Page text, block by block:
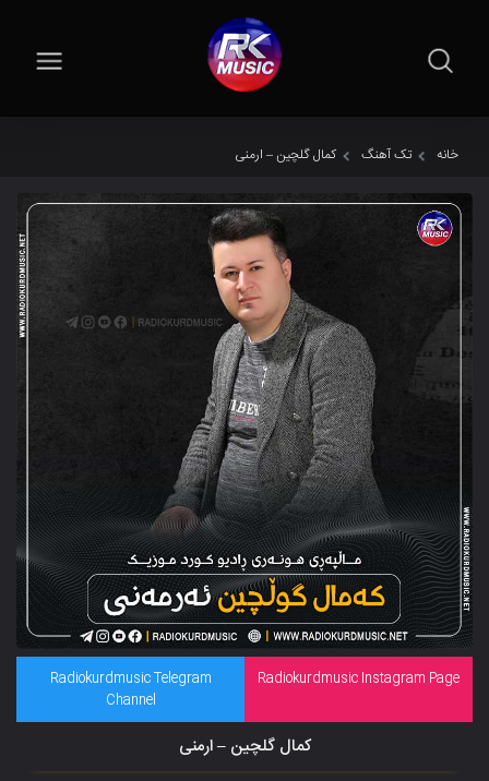
خانه تک آهنگ کمال گلچین – ارمنی
Radiokurdmusic Instagram Page
Radiokurdmusic Telegram
Channel
کمال گلچین – ارمنی